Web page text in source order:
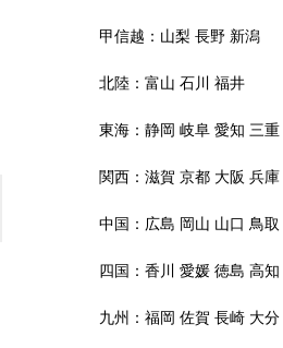
甲信越： 山梨 長野 新潟
北陸： 富山 石川 福井
東海： 静岡 岐阜 愛知 三重
関西： 滋賀 京都 大阪 兵庫
中国： 広島 岡山 山口 鳥取
四国： 香川 愛媛 徳島 高知
九州： 福岡 佐賀 長崎 大分